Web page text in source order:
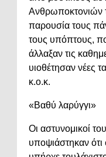
Ανθρωποκτονιών
παρουσία τους
τους υπόπτους,
άλλαξαν τις
υιοθέτησαν νέες
κ.ο.κ.
«Βαθύ λαρύγγι»
Οι αστυνομικοί
υποψιάστηκαν